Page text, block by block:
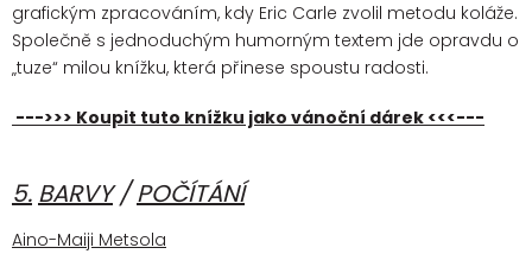
grafickým zpracováním, kdy Eric Carle zvolil metodu koláže.
Společně s jednoduchým humorným textem jde opravdu o
„tuze“ milou knížku, která přinese spoustu radosti.
--->>> Koupit tuto knížku jako vánoční dárek <<<---
5. BARVY/POČÍTÁNÍ
Aino-Maiji Metsola